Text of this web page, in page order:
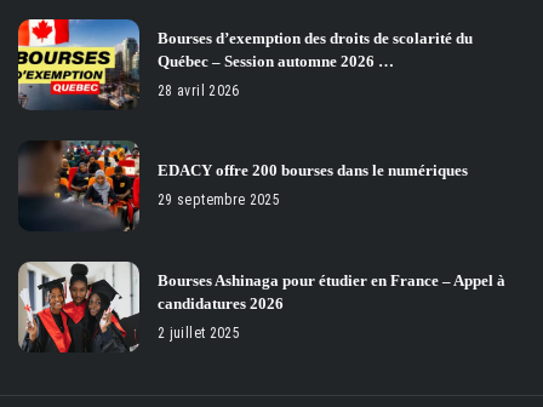
Bourses d’exemption des droits de scolarité du
Québec – Session automne 2026 …
28 avril 2026
EDACY offre 200 bourses dans le numériques
29 septembre 2025
Bourses Ashinaga pour étudier en France – Appel à
candidatures 2026
2 juillet 2025